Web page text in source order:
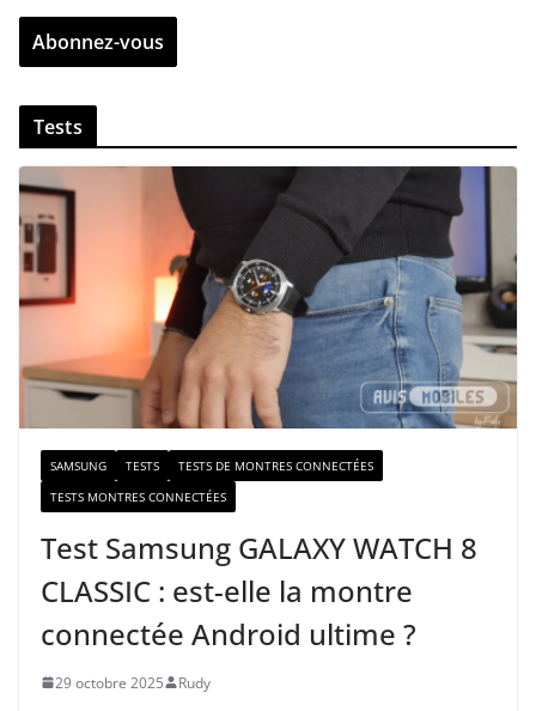
r
z
v
t
r
e
e
m
i
Abonnez-vous
Tests
SAMSUNG TESTS
TESTS DE MONTRES CONNECTÉES
TESTS MONTRES CONNECTÉES
Test Samsung GALAXY WATCH 8
CLASSIC : est-elle la montre
connectée Android ultime ?
29 octobre 2025 Rudy